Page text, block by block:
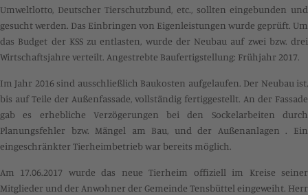
Umweltlotto, Deutscher Tierschutzbund, etc., sollten eingebunden und
gesucht werden. Das Einbringen von Eigenleistungen wurde geprüft. Um
das Budget der KSS zu entlasten, wurde der Neubau auf zwei bzw. drei
Wirtschaftsjahre verteilt. Angestrebte Baufertigstellung: Frühjahr 2017.
Im Jahr 2016 sind ausschließlich Baukosten aufgelaufen. Der Neubau ist,
bis auf Teile der Außenfassade, vollständig fertiggestellt. An der Fassade
gab es erhebliche Verzögerungen bei den Sockelarbeiten durch
Planungsfehler bzw. Mängel am Bau, und der Außenanlagen . Ein
eingeschränkter Tierheimbetrieb war bereits möglich.
Am 17.06.2017 wurde das neue Tierheim offiziell im Kreise seiner
Mitglieder und der Anwohner der Gemeinde Tensbüttel eingeweiht. Herr